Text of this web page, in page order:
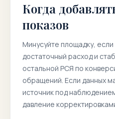
Когда
показов
Минусуйте площадку,
достаточный расход и
остальной РСЯ по
обращений. Если данных
источник под
давление